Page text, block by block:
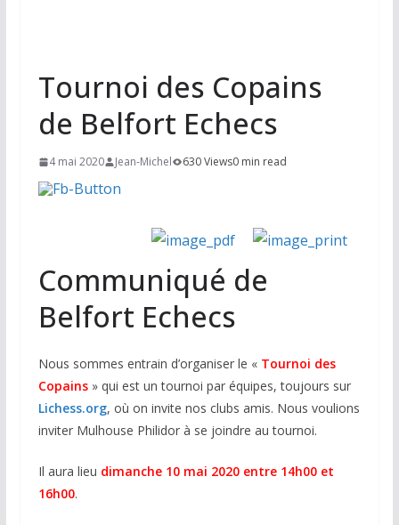
Tournoi des Copains
de Belfort Echecs
4 mai 2020 Jean-Michel 630 Views0 min read
Communiqué de
Belfort Echecs
Nous sommes entrain d’organiser le « Tournoi des
Copains» qui est un tournoi par équipes, toujours sur
Lichess.org, où on invite nos clubs amis. Nous voulions
inviter Mulhouse Philidor à se joindre au tournoi.
Il aura lieu dimanche 10 mai 2020 entre 14h00 et
16h00.